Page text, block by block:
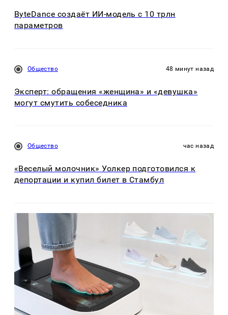
ByteDance создаёт ИИ-модель с 10 трлн
параметров
Общество 48 минут назад
Эксперт: обращения «женщина» и «девушка»
могут смутить собеседника
Общество час назад
«Веселый молочник» Уолкер подготовился к
депортации и купил билет в Стамбул